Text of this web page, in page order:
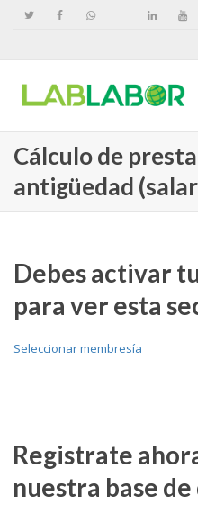
Cálculo de
antigüedad
Debes activar
para ver esta
Seleccionar membresía
Registrate
nuestra base